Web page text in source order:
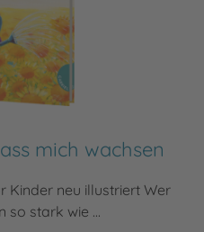
mich wachsen
Kinder neu illustriert Wer
so stark wie ...